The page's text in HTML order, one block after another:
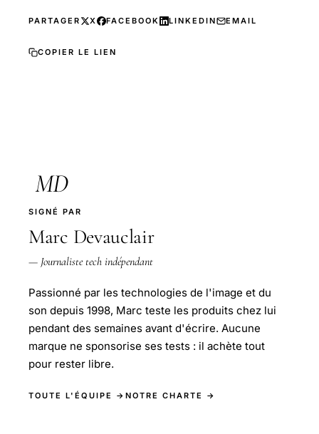
PARTAGER X FACEBOOK LINKEDIN EMAIL
COPIER LE LIEN
MD
SIGNÉ PAR
Marc Devauclair
— Journaliste tech indépendant
Passionné par les technologies de l'image et du
son depuis 1998, Marc teste les produits chez lui
pendant des semaines avant d'écrire. Aucune
marque ne sponsorise ses tests : il achète tout
pour rester libre.
TOUTE L'ÉQUIPE → NOTRE CHARTE →